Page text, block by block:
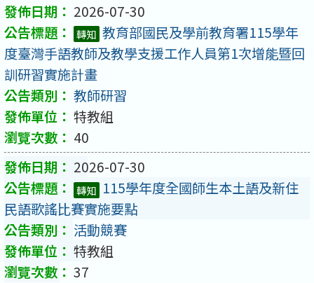
2026-07-30
轉知 教育部國民及學前教育署115學年
度臺灣手語教師及教學支援工作人員第1次增能暨回
訓研習實施計畫
教師研習
特教組
40
2026-07-30
轉知 115學年度全國師生本土語及新住
民語歌謠比賽實施要點
活動競賽
特教組
37